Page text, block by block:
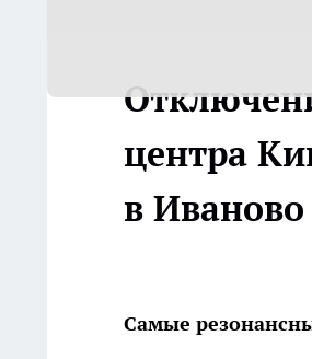
центра
в Иваново
Самые